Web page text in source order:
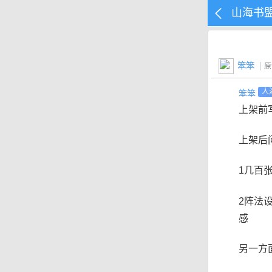
山海书
笨笨
笨笨 人
上架
上架后
1几百
2阵法
感
另一方